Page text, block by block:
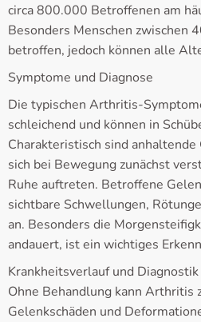
circa 800.000 Betroffenen am
Besonders Menschen zwischen
betroffen, jedoch können alle
Symptome und Diagnose
Die typischen Arthritis-
schleichend und können in
Charakteristisch sind anhaltende
sich bei Bewegung zunächst
Ruhe auftreten. Betroffene
sichtbare Schwellungen,
an. Besonders die
andauert, ist ein wichtiges
Krankheitsverlauf und Diagnostik
Ohne Behandlung kann Arthritis
Gelenkschäden und